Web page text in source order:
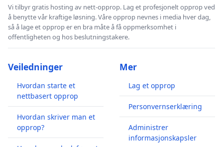
Vi tilbyr gratis hosting av nett-opprop. Lag et profesjonelt opprop ved
å benytte vår kraftige løsning. Våre opprop nevnes i media hver dag,
så å lage et opprop er en bra måte å få oppmerksomhet i
offentligheten og hos beslutningstakere.
Veiledninger
Hvordan starte et
nettbasert opprop
Hvordan skriver man et
opprop?
Mer
Lag et opprop
Personvernserklæring
Administrer
informasjonskapsler